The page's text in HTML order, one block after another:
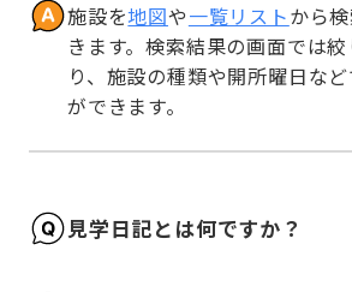
施設を地図や一覧リストから
きます。検索結果の画面では
り、施設の種類や開所曜日な
ができます。
見学日記とは何ですか？